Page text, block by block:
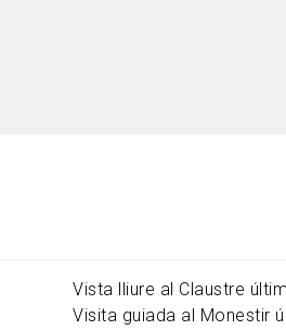
Vista lliure al Claustre
Visita guiada al Monestir